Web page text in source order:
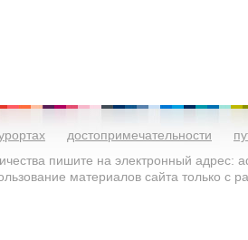
достопримечательности
пишите на электронный адрес:
материалов сайта только с